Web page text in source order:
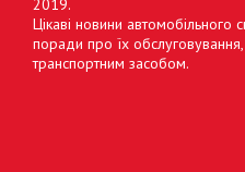
2019.
Цікаві новини автомобільного
поради про їх
транспортним засобом.